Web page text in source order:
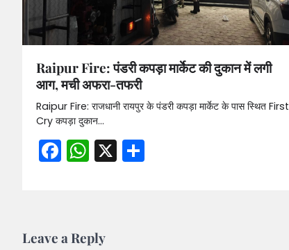
Raipur Fire: पंडरी कपड़ा मार्केट की दुकान में लगी
आग, मची अफरा-तफरी
Raipur Fire: राजधानी रायपुर के पंडरी कपड़ा मार्केट के पास स्थित First
Cry कपड़ा दुकान…
Facebook
WhatsApp
X
Leave a Reply